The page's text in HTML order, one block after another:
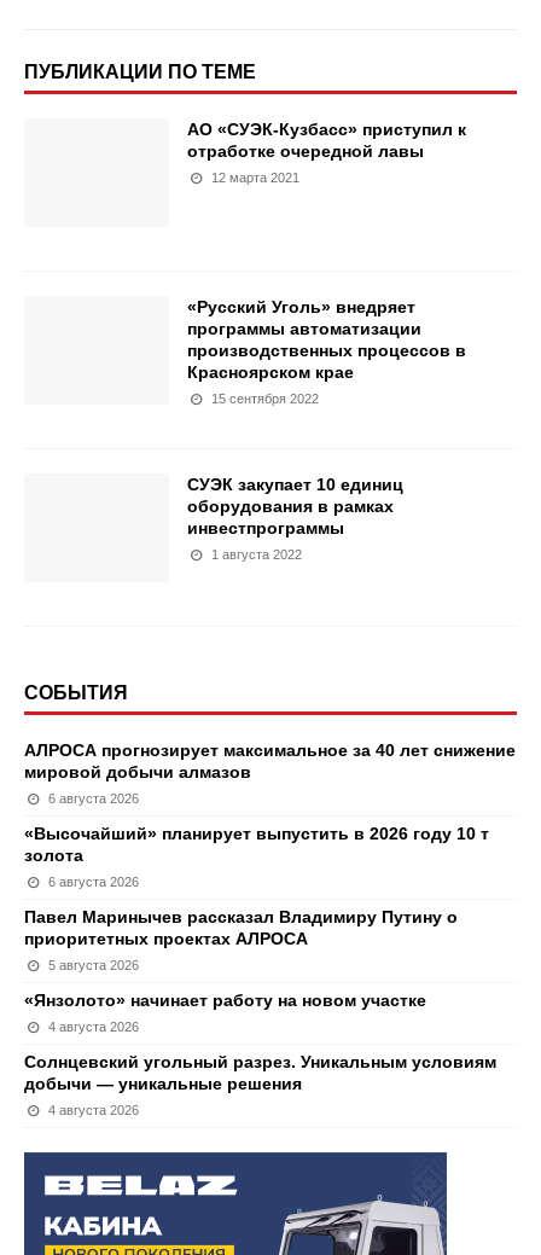
ПУБЛИКАЦИИ ПО ТЕМЕ
АО «СУЭК-Кузбасс» приступил к
отработке очередной лавы
12 марта 2021
«Русский Уголь» внедряет
программы автоматизации
производственных процессов в
Красноярском крае
15 сентября 2022
СУЭК закупает 10 единиц
оборудования в рамках
инвестпрограммы
1 августа 2022
СОБЫТИЯ
АЛРОСА прогнозирует максимальное за 40 лет снижение
мировой добычи алмазов
6 августа 2026
«Высочайший» планирует выпустить в 2026 году 10 т
золота
6 августа 2026
Павел Маринычев рассказал Владимиру Путину о
приоритетных проектах АЛРОСА
5 августа 2026
«Янзолото» начинает работу на новом участке
4 августа 2026
Солнцевский угольный разрез. Уникальным условиям
добычи — уникальные решения
4 августа 2026